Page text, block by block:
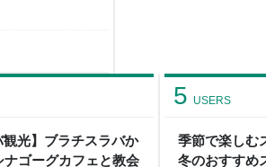
観光】ブラチスラバか
ナゴーグカフェと教会
季節で楽しむ
冬のおすすめ
5 USERS